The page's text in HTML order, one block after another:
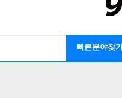
빠른분야찾기